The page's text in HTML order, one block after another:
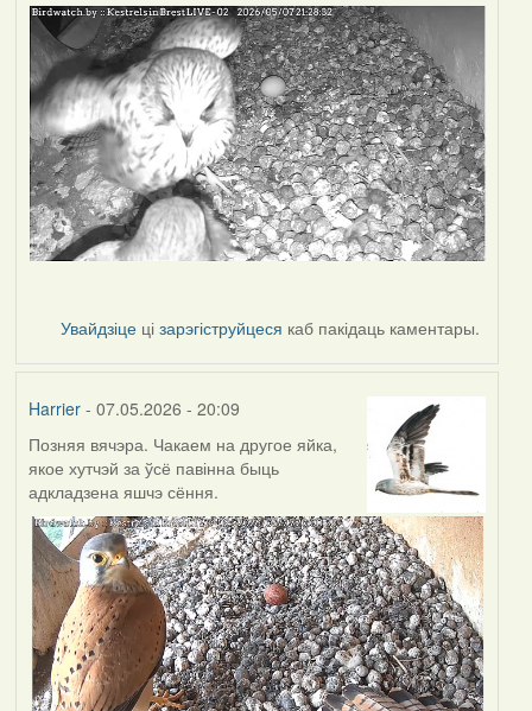
Увайдзіце цізарэгіструйцеся каб пакідаць каментары.
Harrier- 07.05.2026 - 20:09
Позняя вячэра. Чакаем на другое яйка,
якое хутчэй за ўсё павінна быць
адкладзена яшчэ сёння.